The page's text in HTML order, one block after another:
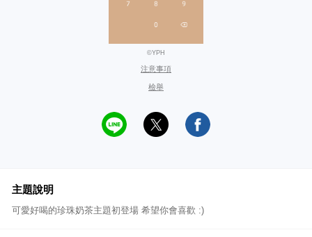
©YPH
注意事項
檢舉
主題說明
可愛好喝的珍珠奶茶主題初登場 希望你會喜歡 :)